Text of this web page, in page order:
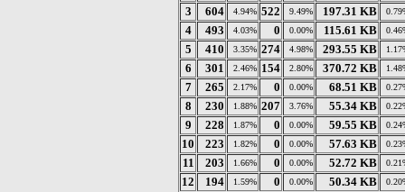
3 604 4.94% 522 9.49% 197.31 KB
4 493 4.03% 0 0.00% 115.61 KB
5 410 3.35% 274 4.98% 293.55 KB
6 301 2.46% 154 2.80% 370.72 KB
7 265 2.17% 0 0.00% 68.51 KB
8 230 1.88% 207 3.76% 55.34 KB
9 228 1.87% 0 0.00% 59.55 KB
10 223 1.82% 0 0.00% 57.63 KB
11 203 1.66% 0 0.00% 52.72 KB
12 194 1.59% 0 0.00% 50.34 KB